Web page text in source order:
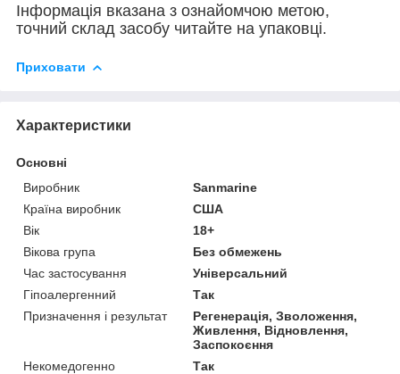
Інформація вказана з ознайомчою метою,
точний склад засобу читайте на упаковці.
Приховати
Характеристики
Основні
Виробник
Sanmarine
Країна виробник
США
Вік
18+
Вікова група
Без обмежень
Час застосування
Універсальний
Гіпоалергенний
Так
Призначення і результат
Регенерація, Зволоження,
Живлення, Відновлення,
Заспокоєння
Некомедогенно
Так